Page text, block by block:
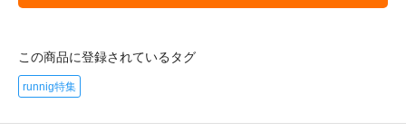
この商品に登録されているタグ
runnig特集